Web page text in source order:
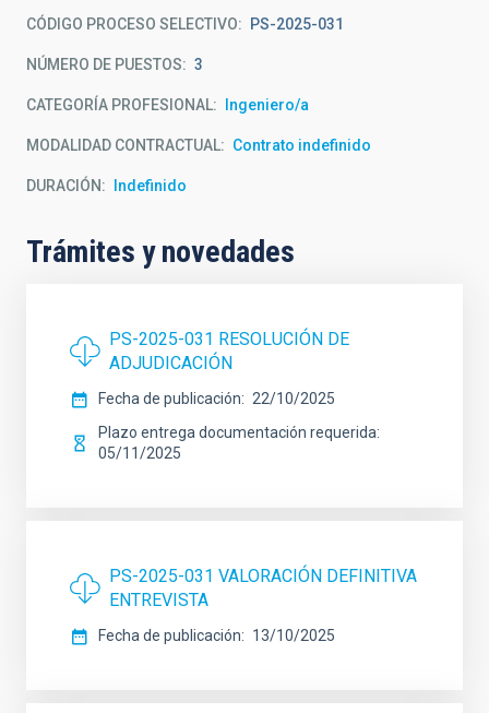
CÓDIGO PROCESO SELECTIVO PS-2025-031
NÚMERO DE PUESTOS 3
CATEGORÍA PROFESIONAL Ingeniero/a
MODALIDAD CONTRACTUAL Contrato indefinido
DURACIÓN Indefinido
Trámites y novedades
PS-2025-031 RESOLUCIÓN DE
ADJUDICACIÓN
Fecha de publicación
22/10/2025
Plazo entrega documentación requerida
05/11/2025
PS-2025-031 VALORACIÓN DEFINITIVA
ENTREVISTA
Fecha de publicación 13/10/2025